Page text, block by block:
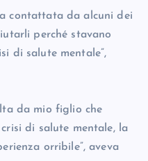
contattata da alcuni dei
perché stavano
di salute mentale”,
da mio figlio che
di salute mentale, la
orribile”, aveva